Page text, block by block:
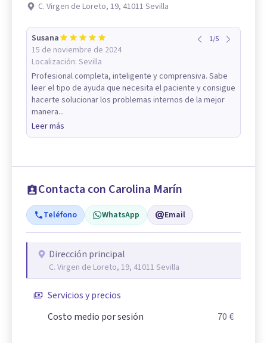
C. Virgen de Loreto, 19, 41011 Sevilla
Susana
15 de noviembre de 2024
Localización: Sevilla
1/5
Profesional completa, inteligente y comprensiva. Sabe
leer el tipo de ayuda que necesita el paciente y consigue
hacerte solucionar los problemas internos de la mejor
manera...
Leer más
Contacta con Carolina Marín
Teléfono WhatsApp Email
Dirección principal
C. Virgen de Loreto, 19, 41011 Sevilla
Servicios y precios
Costo medio por sesión
70 €